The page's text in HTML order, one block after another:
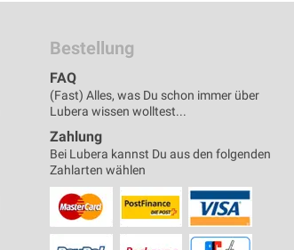
Bestellung
FAQ
(Fast) Alles, was Du schon immer über
Lubera wissen wolltest...
Zahlung
Bei Lubera kannst Du aus den folgenden
Zahlarten wählen